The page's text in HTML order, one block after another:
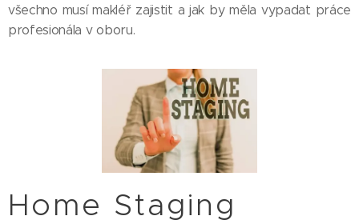
všechno musí makléř zajistit a jak by měla vypadat práce
profesionála v oboru.
Home Staging